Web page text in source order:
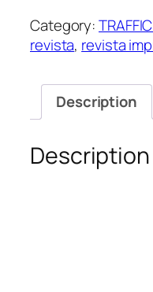
Category:
revista, revista
Description
Description